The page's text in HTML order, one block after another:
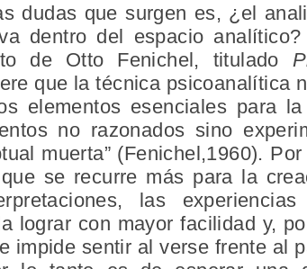
dudas que surgen es, ¿el
dentro del espacio
de Otto Fenichel, titulado
que la técnica psicoanalítica
elementos esenciales para
no razonados sino
muerta” (Fenichel,1960).
se recurre más para la
las experiencias
lograr con mayor facilidad y,
impide sentir al verse frente al